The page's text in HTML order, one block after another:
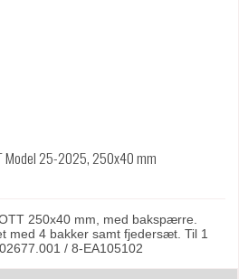
Model 25-2025, 250x40 mm
250x40 mm, med bakspærre.
med 4 bakker samt fjedersæt. Til 1
/ 8-EA105102